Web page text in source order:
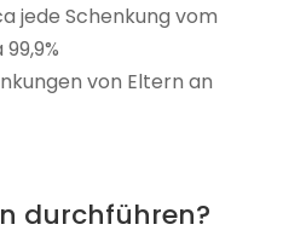
jede Schenkung vom
von Eltern an
durchführen?